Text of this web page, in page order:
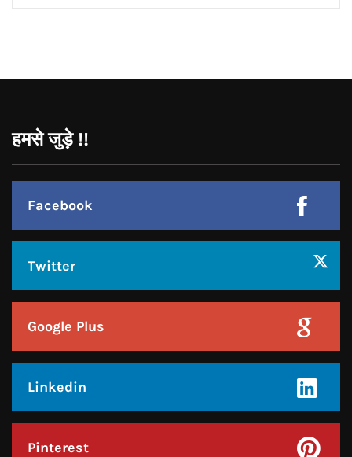
JOIN US
Like Us On
Follow Us On
CONTACT US
Call : +91-94172-62777
Email : udaydarpannews@gmail.com